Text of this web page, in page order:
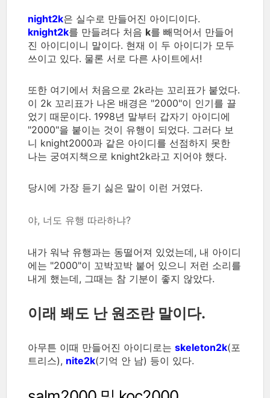
night2k은 실수로 만들어진 아이디이다.
knight2k를 만들려다 처음 k를 빼먹어서 만들어
진 아이디이니 말이다. 현재 이 두 아이디가 모두
쓰이고 있다. 물론 서로 다른 사이트에서!
또한 여기에서 처음으로 2k라는 꼬리표가 붙었다.
이 2k 꼬리표가 나온 배경은 "2000"이 인기를 끌
었기 때문이다. 1998년 말부터 갑자기 아이디에
"2000"을 붙이는 것이 유행이 되었다. 그러다 보
니 knight2000과 같은 아이디를 선점하지 못한
나는 궁여지책으로 knight2k라고 지어야 했다.
당시에 가장 듣기 싫은 말이 이런 거였다.
야, 너도 유행 따라하냐?
내가 워낙 유행과는 동떨어져 있었는데, 내 아이디
에는 "2000"이 꼬박꼬박 붙어 있으니 저런 소리를
내게 했는데, 그때는 참 기분이 좋지 않았다.
이래 봬도 난 원조란 말이다.
아무튼 이때 만들어진 아이디로는 skeleton2k(포
트리스), nite2k(기억 안 남) 등이 있다.